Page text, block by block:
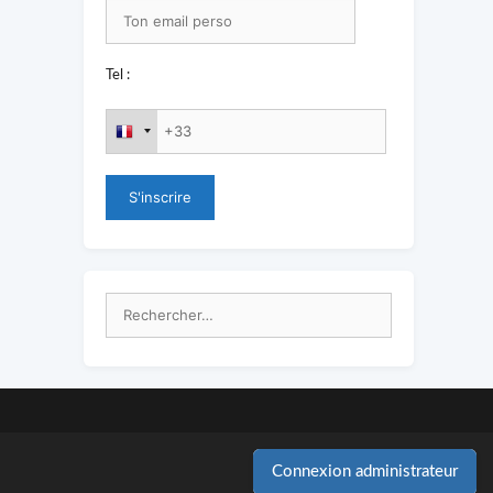
Tel :
Connexion administrateur